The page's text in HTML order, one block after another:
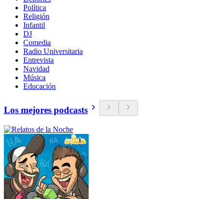
Política
Religión
Infantil
DJ
Comedia
Radio Universitaria
Entrevista
Navidad
Música
Educación
Los mejores podcasts